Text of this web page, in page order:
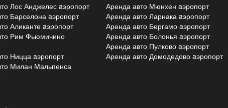
Лос Анджелес aэропорт
Барселона aэропорт
Аликанте aэропорт
Рим Фьюмичино
Ницца aэропорт
Милан Мальпенса
Аренда авто Мюнхен aэропорт
Аренда авто Ларнака aэропорт
Аренда авто Бергамо aэропорт
Аренда авто Болонья aэропорт
Аренда авто Пулково aэропорт
Аренда авто Домодедово aэропорт